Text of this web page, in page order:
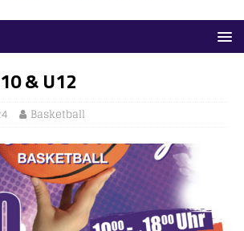
& U12
Basketball